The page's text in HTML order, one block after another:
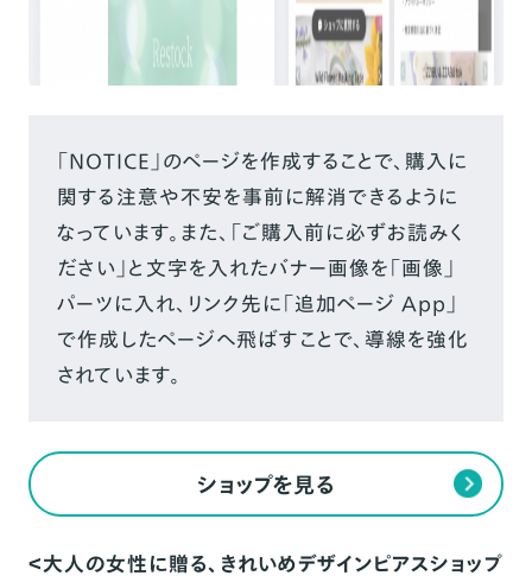
「NOTICE」のページを作成することで、購入に
関する注意や不安を事前に解消できるように
なっています。 また、「ご購入前に必ずお読みく
ださい」と文字を入れたバナー画像を「画像」
パーツに入れ、リンク先に「追加ページ App」
で作成したページへ飛ばすことで、導線を強化
されています。
ショップを見る
＜大人の女性に贈る、きれいめデザインピアスショップ